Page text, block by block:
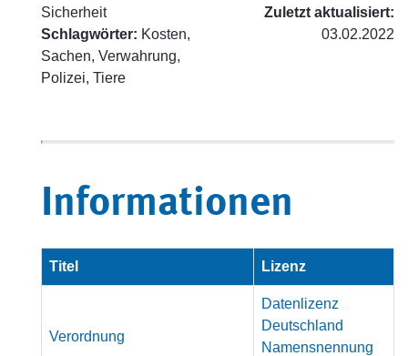
Sicherheit
Schlagwörter: Kosten,
Sachen, Verwahrung,
Polizei, Tiere
Zuletzt aktualisiert:
03.02.2022
Informationen
Titel Lizenz
Verordnung
Datenlizenz
Deutschland
Namensnennung